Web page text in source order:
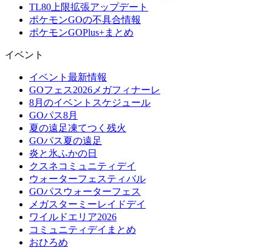
TL80上限拡張アップデート
ポケモンGOの不具合情報
ポケモンGOPlus+まとめ
イベント
イベント最新情報
GOフェス2026メガフィナーレ
8月のイベントスケジュール
GOパス8月
夏の遠足凍てつく残火
GOパス夏の遠足
炎と氷ふかの日
クスネコミュニティデイ
ウォーターフェスティバル
GOパスウォーターフェス
メガスターミーレイドデイ
ワイルドエリア2026
コミュニティデイまとめ
おひろめ